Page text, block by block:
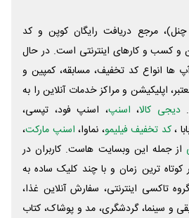
مرجع دریافت رایگان کوپن و کد
و کسب و‌ کارهای اینترنتی است. در حال
ها انواع کد تخفیف، مسابقه، کمپین و
اپلیکیشن و مراکز خدمات آنلاین را به
دیجی کالا، اسنپ، اسنپ فود، تپسی،
،کد تخفیف فیلیمو، نماوا، اسنپ مارکت،
از جمله این وبسایت ‌هاست. کاربران در
کوتاه ترین زمان و با چند کلیک ساده به
تاکسی اینترنتی، سفارش آنلاین غذا،
و سینما، گردشگری، مد و پوشاک، کتاب